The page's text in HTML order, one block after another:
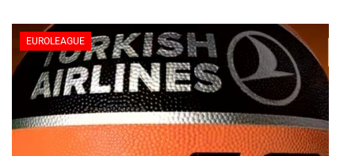
EUROLEAGUE